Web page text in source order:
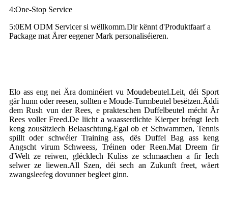
4:One-Stop Service
5:0EM ODM Servicer si wëllkomm.Dir kënnt d'Produktfaarf a
Package mat Ärer eegener Mark personaliséieren.
Elo ass eng nei Ära dominéiert vu Moudebeutel.Leit, déi Sport
gär hunn oder reesen, sollten e Moude-Turmbeutel besëtzen.Äddi
dem Rush vun der Rees, e prakteschen Duffelbeutel mécht Är
Rees voller Freed.De liicht a waasserdichte Kierper bréngt Iech
keng zousätzlech Belaaschtung.Egal ob et Schwammen, Tennis
spillt oder schwéier Training ass, dës Duffel Bag ass keng
Angscht virum Schweess, Tréinen oder Reen.Mat Dreem fir
d'Welt ze reiwen, glécklech Kuliss ze schmaachen a fir Iech
selwer ze liewen.All Szen, déi sech an Zukunft freet, wäert
zwangsleefeg dovunner begleet ginn.